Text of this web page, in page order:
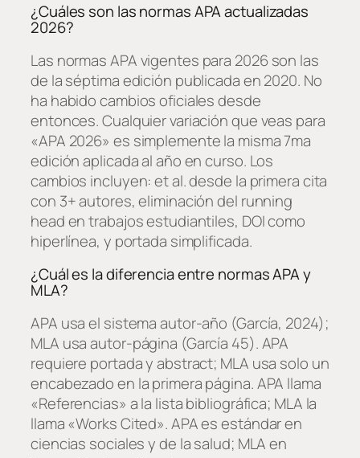
¿Cuáles son las normas APA actualizadas
2026?
Las normas APA vigentes para 2026 son las
de la séptima edición publicada en 2020. No
ha habido cambios oficiales desde
entonces. Cualquier variación que veas para
«APA 2026» es simplemente la misma 7ma
edición aplicada al año en curso. Los
cambios incluyen: et al. desde la primera cita
con 3+ autores, eliminación del running
head en trabajos estudiantiles, DOI como
hiperlínea, y portada simplificada.
¿Cuál es la diferencia entre normas APA y
MLA?
APA usa el sistema autor-año (García, 2024);
MLA usa autor-página (García 45). APA
requiere portada y abstract; MLA usa solo un
encabezado en la primera página. APA llama
«Referencias» a la lista bibliográfica; MLA la
llama «Works Cited». APA es estándar en
ciencias sociales y de la salud; MLA en